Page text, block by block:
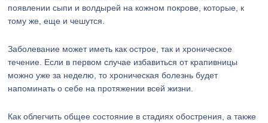
появлении сыпи и волдырей на кожном покрове, которые, к
тому же, еще и чешутся.
Заболевание может иметь как острое, так и хроническое
течение. Если в первом случае избавиться от крапивницы
можно уже за неделю, то хроническая болезнь будет
напоминать о себе на протяжении всей жизни.
Как облегчить общее состояние в стадиях обострения, а также